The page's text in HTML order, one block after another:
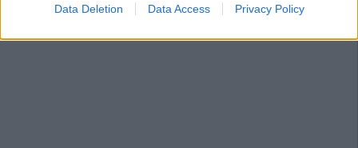
Data Deletion Data Access Privacy Policy